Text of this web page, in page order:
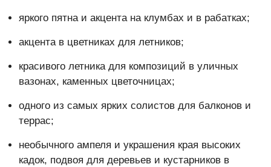
яркого пятна и акцента на клумбах и в рабатках;
акцента в цветниках для летников;
красивого летника для композиций в уличных
вазонах, каменных цветочницах;
одного из самых ярких солистов для балконов и
террас;
необычного ампеля и украшения края высоких
кадок, подвоя для деревьев и кустарников в